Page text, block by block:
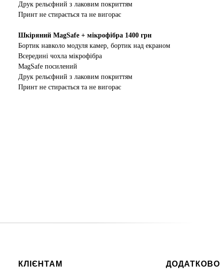
Друк рельєфний з лаковим покриттям
Принт не стирається та не вигорає
Шкіряний MagSafe + мікрофібра 1400 грн
Бортик навколо модуля камер, бортик над екраном
Всередині чохла мікрофібра
MagSafe посилений
Друк рельєфний з лаковим покриттям
Принт не стирається та не вигорає
КЛІЄНТАМ ДОДАТКОВО